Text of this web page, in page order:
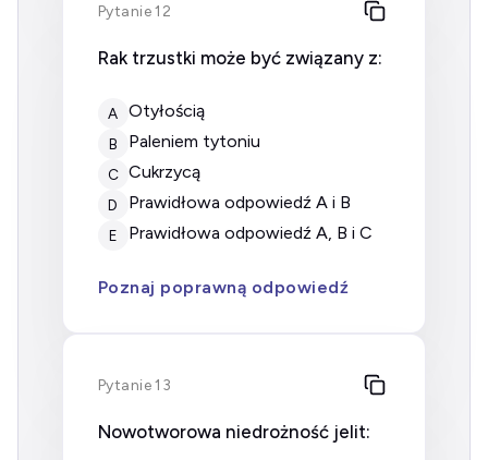
Pytanie 12
Rak trzustki może być związany z:
A otyłością
B paleniem tytoniu
C cukrzycą
D prawidłowa odpowiedź A i B
E prawidłowa odpowiedź A, B i C
Poznaj poprawną odpowiedź
Pytanie 13
Nowotworowa niedrożność jelit: